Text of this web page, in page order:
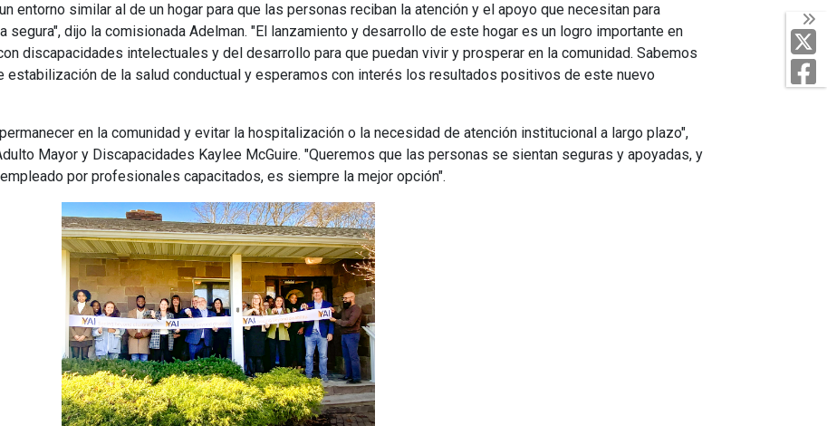
entorno similar al de un hogar para que las personas reciban la atención y el apoyo que necesitan para
dijo la comisionada Adelman. "El lanzamiento y desarrollo de este hogar es un logro importante en
discapacidades intelectuales y del desarrollo para que puedan vivir y prosperar en la comunidad. Sabemos
estabilización de la salud conductual y esperamos con interés los resultados positivos de este nuevo
en la comunidad y evitar la hospitalización o la necesidad de atención institucional a largo plazo",
Mayor y Discapacidades Kaylee McGuire. "Queremos que las personas se sientan seguras y apoyadas, y
por profesionales capacitados, es siempre la mejor opción".